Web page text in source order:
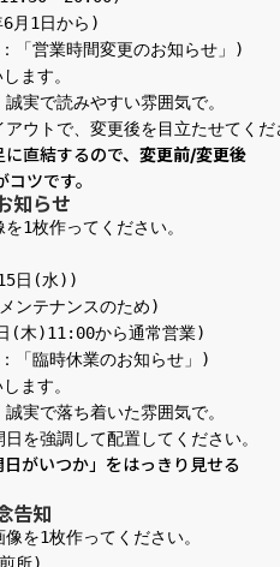
月1日から)
「営業時間変更のお知らせ」)
ます。
実で読みやすい雰囲気で。
ウトで、変更後を目立たせてくだ
直結するので、 変更前/変更後
ツです。
知らせ
1枚作ってください。
日(水))
ンテナンスのため)
(木)11:00から通常営業)
「臨時休業のお知らせ」)
ます。
実で落ち着いた雰囲気で。
を強調して配置してください。
がいつか」をはっきり見せる
告知
を1枚作ってください。